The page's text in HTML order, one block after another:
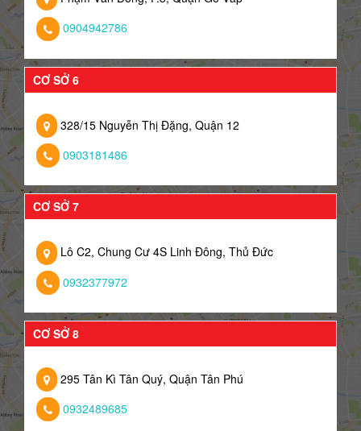
0904942786
CƠ SỞ 6
328/15 Nguyễn Thị Đặng, Quận 12
0903181486
CƠ SỞ 7
Lô C2, Chung Cư 4S Linh Đông, Thủ Đức
0932377972
CƠ SỞ 8
295 Tân Kì Tân Quý, Quận Tân Phú
0932489685